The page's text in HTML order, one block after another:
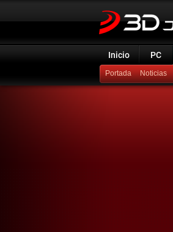
Inicio PC
Portada Noticias